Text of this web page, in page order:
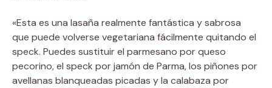
«Esta es una lasaña realmente fantástica y sabrosa
que puede volverse vegetariana fácilmente quitando el
speck. Puedes sustituir el parmesano por queso
pecorino, el speck por jamón de Parma, los piñones por
avellanas blanqueadas picadas y la calabaza por